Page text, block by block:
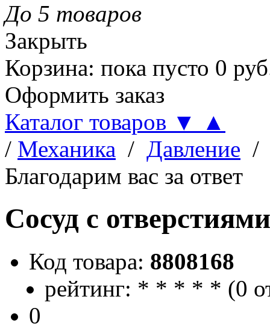
До 5 товаров
Закрыть
Корзина: пока пусто 0
Оформить заказ
Каталог товаров ▼
▲
/ Механика / Давление /
Благодарим вас за ответ
Сосуд с
Код товара: 8808168
рейтинг: * * * * * (0
0